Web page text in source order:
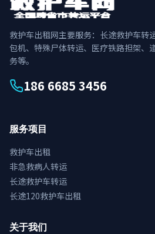
救护车出租网主要服务：长途救护车转
包机、特殊尸体转运、医疗铁路担架、
务等。
186 6685 3456
服务项目
救护车出租
非急救病人转运
长途救护车转运
长途120救护车出租
关于我们